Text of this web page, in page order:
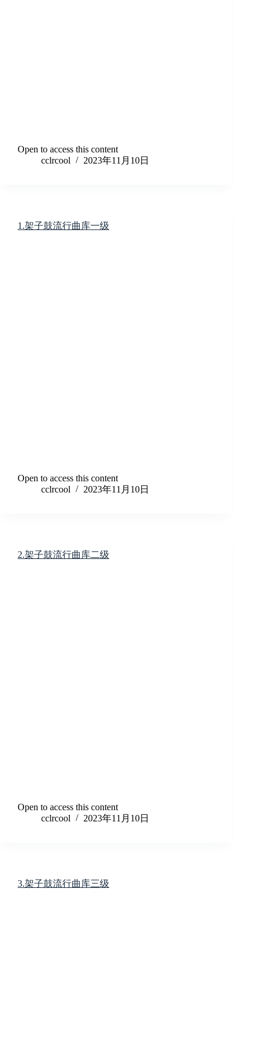
Open to access this content
cclrcool
2023年11月10日
1.架子鼓流行曲库一级
Open to access this content
cclrcool
2023年11月10日
2.架子鼓流行曲库二级
Open to access this content
cclrcool
2023年11月10日
3.架子鼓流行曲库三级